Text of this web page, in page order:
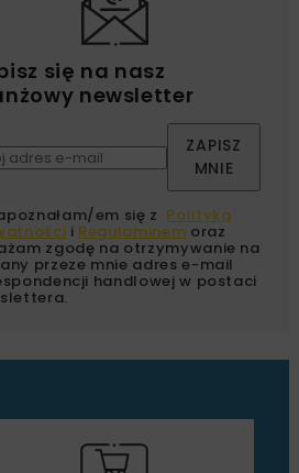
się na nasz
newsletter
ZAPISZ
MNIE
em się z Polityką
i Regulaminem oraz
zgodę na otrzymywanie na
przeze mnie adres e-mail
handlowej w postaci